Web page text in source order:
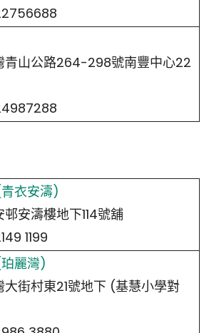
青山公路264-298號南豐中心22
衣安濤)
安濤樓地下114號舖
1199
麗灣)
街村東21號地下 (基慧小學對